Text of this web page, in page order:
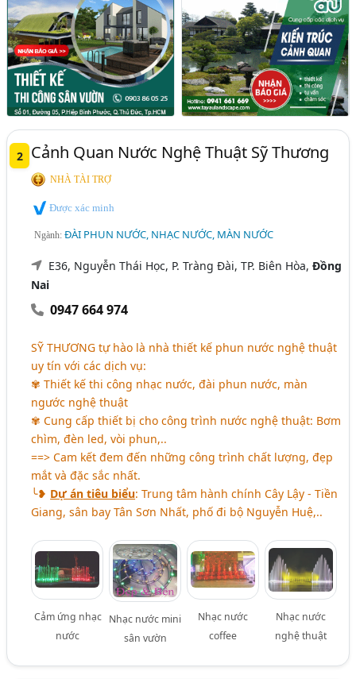
2 Cảnh Quan Nước Nghệ Thuật Sỹ Thương
NHÀ TÀI TRỢ
Được xác minh
Ngành:ĐÀI PHUN NƯỚC, NHẠC NƯỚC, MÀN NƯỚC
E36, Nguyễn Thái Học, P. Tràng Đài, TP. Biên Hòa,Đồng
Nai
0947 664 974
SỸ THƯƠNG tự hào là nhà thiết kế phun nước nghệ thuật
uy tín với các dịch vụ:
✾ Thiết kế thi công nhạc nước, đài phun nước, màn
ngước nghệ thuật
✾ Cung cấp thiết bị cho công trình nước nghệ thuật: Bơm
chìm, đèn led, vòi phun,..
==> Cam kết đem đến những công trình chất lượng, đẹp
mắt và đặc sắc nhất.
╰❥ Dự án tiêu biểu: Trung tâm hành chính Cây Lậy - Tiền
Giang, sân bay Tân Sơn Nhất, phố đi bộ Nguyễn Huệ,..
Cảm ứng nhạc
nước
Nhạc nước mini
sân vườn
Nhạc nước
coffee
Nhạc nước
nghệ thuật